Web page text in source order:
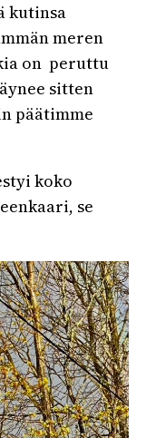
kutinsa
meren
on peruttu
sitten
päätimme
koko
se